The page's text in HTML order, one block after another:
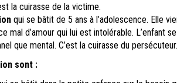
la cuirasse de la victime.
qui se bâtit de 5 ans à l’adolescence. Elle
mal d’amour qui lui est intolérable. L’enfant
que mental. C’est la cuirasse du persécuteur.
sont :